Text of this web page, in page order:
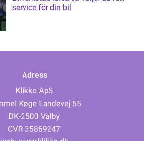
service för din bil
Adress